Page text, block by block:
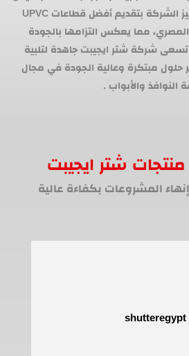
الحصيرة والهاندريل. تتميز الشركة بتقديم أفضل قطاعات UPVC
مما يعكس التزامها بالجودة
تسعى شركة شتر ايجيبت جاهدة لتلبية
حلول مبتكرة وعالية الجودة في مجال
النوافذ والأبواب .
شتر ايجيبت
المشروعات بكفاءة عالية